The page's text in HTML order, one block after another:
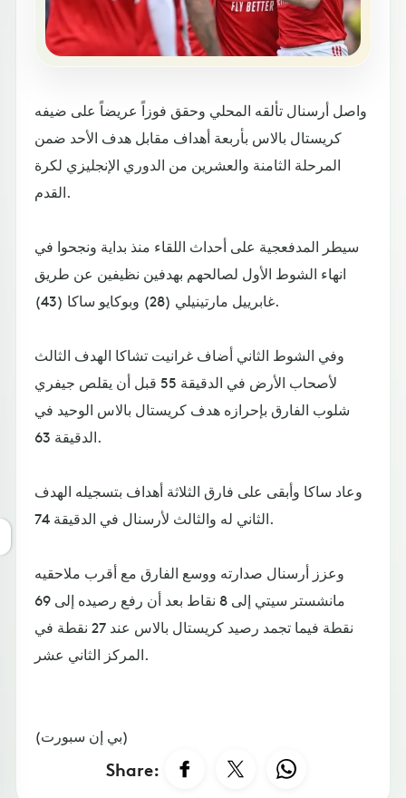
واصل أرسنال تألقه المحلي وحقق فوزاً عريضاً على ضيفه
كريستال بالاس بأربعة أهداف مقابل هدف الأحد ضمن
المرحلة الثامنة والعشرين من الدوري الإنجليزي لكرة
القدم.
سيطر المدفعجية على أحداث اللقاء منذ بداية ونجحوا في
انهاء الشوط الأول لصالحهم بهدفين نظيفين عن طريق
غابرييل مارتينيلي (28) وبوكايو ساكا (43).
وفي الشوط الثاني أضاف غرانيت تشاكا الهدف الثالث
لأصحاب الأرض في الدقيقة 55 قبل أن يقلص جيفري
شلوب الفارق بإحرازه هدف كريستال بالاس الوحيد في
الدقيقة 63.
وعاد ساكا وأبقى على فارق الثلاثة أهداف بتسجيله الهدف
الثاني له والثالث لأرسنال في الدقيقة 74.
وعزز أرسنال صدارته ووسع الفارق مع أقرب ملاحقيه
مانشستر سيتي إلى 8 نقاط بعد أن رفع رصيده إلى 69
نقطة فيما تجمد رصيد كريستال بالاس عند 27 نقطة في
المركز الثاني عشر.
(بي إن سبورت)
Share: